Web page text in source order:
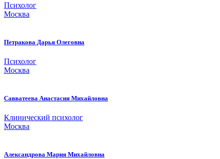
Психолог
Москва
Петракова Дарья Олеговна
Психолог
Москва
Савватеева Анастасия Михайловна
Клинический психолог
Москва
Александрова Мария Михайловна